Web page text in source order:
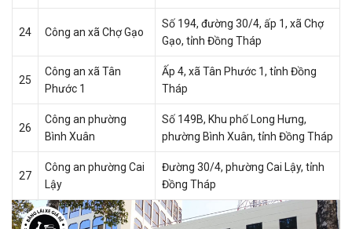
24 Công an xã Chợ Gạo
Số 194, đường 30/4, ấp 1, xã Chợ
Gạo, tỉnh Đồng Tháp
25
Công an xã Tân
Phước 1
Ấp 4, xã Tân Phước 1, tỉnh Đồng
Tháp
26
Công an phường
Bình Xuân
Số 149B, Khu phố Long Hưng,
phường Bình Xuân, tỉnh Đồng Tháp
27
Công an phường Cai
Lậy
Đường 30/4, phường Cai Lậy, tỉnh
Đồng Tháp